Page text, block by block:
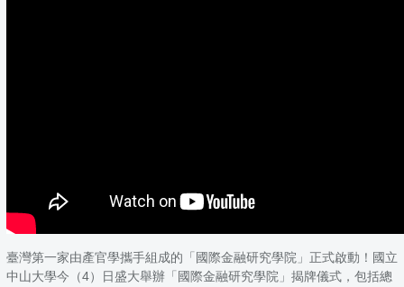
臺灣第一家由產官學攜手組成的「國際金融研究學院」正式啟動！國立
中山大學今（4）日盛大舉辦「國際金融研究學院」揭牌儀式，包括總